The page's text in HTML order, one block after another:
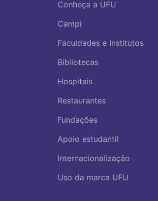
Conheça a UFU
Campi
Faculdades e Institutos
Bibliotecas
Hospitais
Restaurantes
Fundações
Apoio estudantil
Internacionalização
Uso da marca UFU